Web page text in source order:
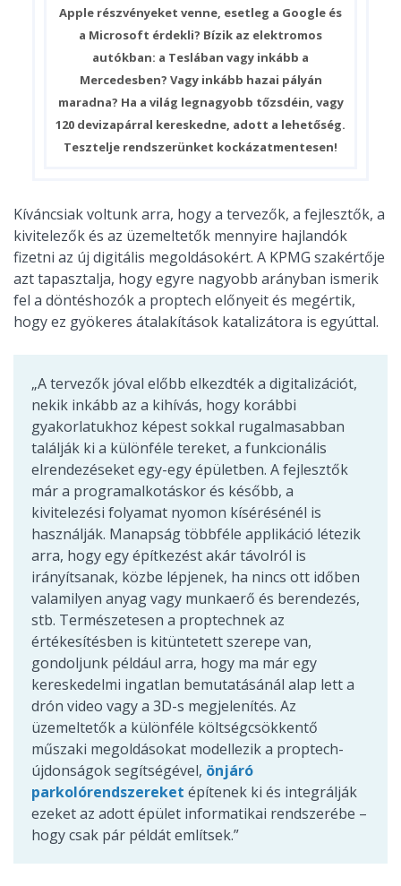
Apple részvényeket venne, esetleg a Google és
a Microsoft érdekli? Bízik az elektromos
autókban: a Teslában vagy inkább a
Mercedesben? Vagy inkább hazai pályán
maradna? Ha a világ legnagyobb tőzsdéin, vagy
120 devizapárral kereskedne, adott a lehetőség.
Tesztelje rendszerünket kockázatmentesen!
Kíváncsiak voltunk arra, hogy a tervezők, a fejlesztők, a
kivitelezők és az üzemeltetők mennyire hajlandók
fizetni az új digitális megoldásokért. A KPMG szakértője
azt tapasztalja, hogy egyre nagyobb arányban ismerik
fel a döntéshozók a proptech előnyeit és megértik,
hogy ez gyökeres átalakítások katalizátora is egyúttal.
„A tervezők jóval előbb elkezdték a digitalizációt,
nekik inkább az a kihívás, hogy korábbi
gyakorlatukhoz képest sokkal rugalmasabban
találják ki a különféle tereket, a funkcionális
elrendezéseket egy-egy épületben. A fejlesztők
már a programalkotáskor és később, a
kivitelezési folyamat nyomon kísérésénél is
használják. Manapság többféle applikáció létezik
arra, hogy egy építkezést akár távolról is
irányítsanak, közbe lépjenek, ha nincs ott időben
valamilyen anyag vagy munkaerő és berendezés,
stb. Természetesen a proptechnek az
értékesítésben is kitüntetett szerepe van,
gondoljunk például arra, hogy ma már egy
kereskedelmi ingatlan bemutatásánál alap lett a
drón video vagy a 3D-s megjelenítés. Az
üzemeltetők a különféle költségcsökkentő
műszaki megoldásokat modellezik a proptech-
újdonságok segítségével, önjáró
parkolórendszereket építenek ki és integrálják
ezeket az adott épület informatikai rendszerébe –
hogy csak pár példát említsek.”